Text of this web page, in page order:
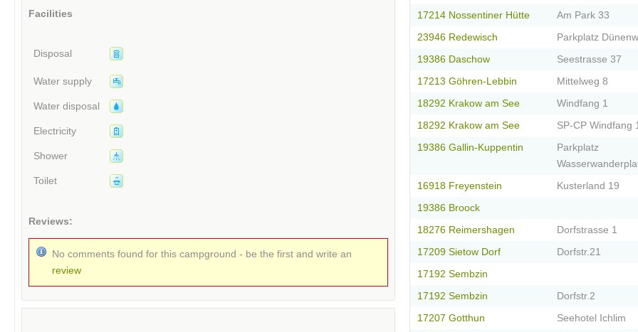
Facilities
Disposal
Water supply
Water disposal
Electricity
Shower
Toilet
Reviews:
No comments found for this campground - be the first and write an
review
17214 Nossentiner Hütte Am Park 33
23946 Redewisch Parkplatz
19386 Daschow Seestrasse 37
17213 Göhren-Lebbin Mittelweg 8
18292 Krakow am See Windfang 1
18292 Krakow am See SP-CP Windfang
19386 Gallin-Kuppentin
Parkplatz
16918 Freyenstein Kusterland 19
19386 Broock
18276 Reimershagen Dorfstrasse 1
17209 Sietow Dorf Dorfstr.21
17192 Sembzin
17192 Sembzin Dorfstr.2
17207 Gotthun Seehotel Ichlim